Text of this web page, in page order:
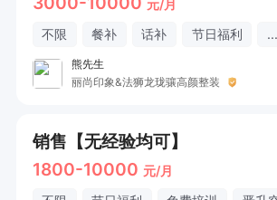
元/月
不限 餐补 话补 节日福利 ...
熊先生
丽尚印象&法狮龙珑骧高颜整装
销售【无经验均可】
1800-10000 元/月